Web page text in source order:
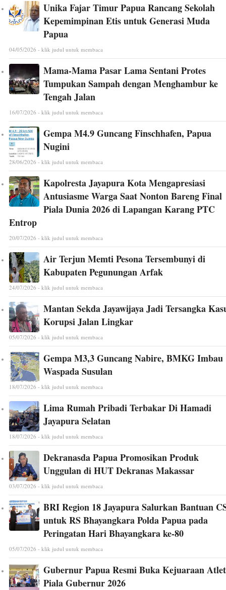
Unika Fajar Timur Papua Rancang Sekolah
Kepemimpinan Etis untuk Generasi Muda
Papua
04/05/2026 - klik judul untuk membaca
Mama-Mama Pasar Lama Sentani Protes
Tumpukan Sampah dengan Menghambur ke
Tengah Jalan
16/07/2026 - klik judul untuk membaca
Gempa M4.9 Guncang Finschhafen, Papua
Nugini
28/06/2026 - klik judul untuk membaca
Kapolresta Jayapura Kota Mengapresiasi
Antusiasme Warga Saat Nonton Bareng Final
Piala Dunia 2026 di Lapangan Karang PTC
Entrop
20/07/2026 - klik judul untuk membaca
Air Terjun Memti Pesona Tersembunyi di
Kabupaten Pegunungan Arfak
24/07/2026 - klik judul untuk membaca
Mantan Sekda Jayawijaya Jadi Tersangka
Korupsi Jalan Lingkar
05/07/2026 - klik judul untuk membaca
Gempa M3,3 Guncang Nabire, BMKG Imbau
Waspada Susulan
18/07/2026 - klik judul untuk membaca
Lima Rumah Pribadi Terbakar Di Hamadi
Jayapura Selatan
18/07/2026 - klik judul untuk membaca
Dekranasda Papua Promosikan Produk
Unggulan di HUT Dekranas Makassar
03/07/2026 - klik judul untuk membaca
BRI Region 18 Jayapura Salurkan Bantuan
untuk RS Bhayangkara Polda Papua pada
Peringatan Hari Bhayangkara ke-80
05/07/2026 - klik judul untuk membaca
Gubernur Papua Resmi Buka Kejuaraan
Piala Gubernur 2026